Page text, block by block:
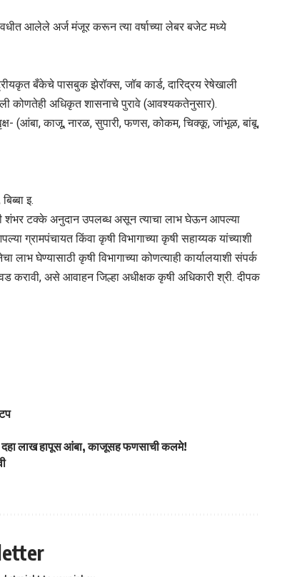
आलेले अर्ज मंजूर करून त्या वर्षाच्या लेबर बजेट मध्ये
बँकेचे पासबुक झेरॉक्स, जॉब कार्ड, दारिद्रय रेषेखाली
कोणतेही अधिकृत शासनाचे पुरावे (आवश्यकतेनुसार).
(आंबा, काजू, नारळ, सुपारी, फणस, कोकम, चिक्कू, जांभूळ, बांबू,
इ.
शंभर टक्के अनुदान उपलब्ध असून त्याचा लाभ घेऊन आपल्या
ग्रामपंचायत किंवा कृषी विभागाच्या कृषी सहाय्यक यांच्याशी
लाभ घेण्यासाठी कृषी विभागाच्या कोणत्याही कार्यालयाशी संपर्क
करावी, असे आवाहन जिल्हा अधीक्षक कृषी अधिकारी श्री. दीपक
दहा लाख हापूस आंबा, काजूसह फणसाची कलमे!